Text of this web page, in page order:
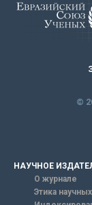
©
НАУЧНОЕ
О журнале
Этика